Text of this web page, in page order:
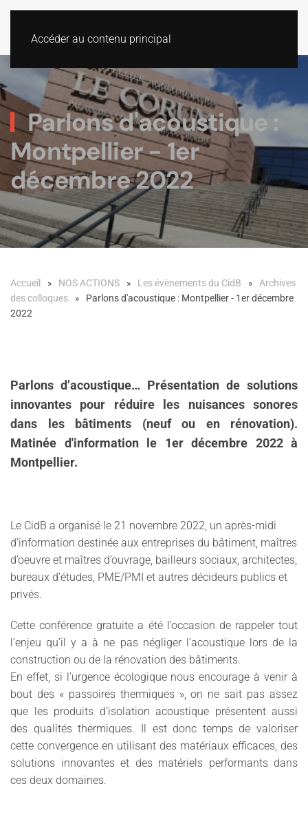
Accéder au contenu principal
Parlons d'acoustique :
Montpellier - 1er
décembre 2022
Accueil NOS ACTIONS Les évènements du CidB
Archives
des colloques
Parlons d'acoustique : Montpellier - 1er décembre
2022
Parlons d’acoustique… Présentation de solutions
innovantes pour réduire les nuisances sonores
dans les bâtiments (neuf ou en rénovation).
Matinée d'information le 1er décembre 2022 à
Montpellier.
Le CidB a organisé le 21 novembre 2022, un après-midi
d’information destinée aux entreprises du bâtiment, maîtres
d’oeuvre et maîtres d’ouvrage, bailleurs sociaux, architectes,
bureaux d’études, PME/PMI et autres décideurs publics et
privés.
Cette conférence gratuite a été l’occasion de rappeler tout
l’enjeu qu’il y a à ne pas négliger l’acoustique lors de la
construction ou de la rénovation des bâtiments.
En effet, si l’urgence écologique nous encourage à venir à
bout des « passoires thermiques », on ne sait pas assez
que les produits d’isolation acoustique présentent aussi
des qualités thermiques. Il est donc temps de valoriser
cette convergence en utilisant des matériaux efficaces, des
solutions innovantes et des matériels performants dans
ces deux domaines.